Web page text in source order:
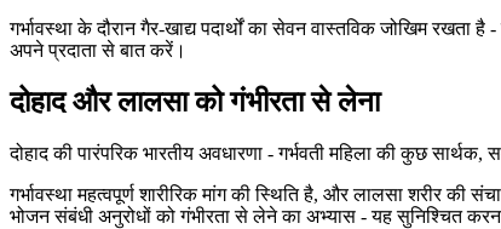
गर्भावस्था के दौरान गैर-खाद्य पदार्थों का सेवन वास्तविक जोखिम
अपने प्रदाता से बात करें।
दोहाद और लालसा को गंभीरता से लेना
दोहाद की पारंपरिक भारतीय अवधारणा - गर्भवती महिला की कुछ
गर्भावस्था महत्वपूर्ण शारीरिक मांग की स्थिति है, और लालसा शरीर
भोजन संबंधी अनुरोधों को गंभीरता से लेने का अभ्यास - यह सुनिश्चित